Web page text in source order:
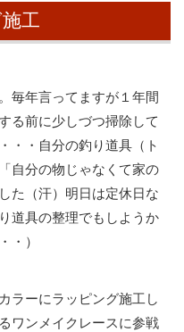
工
毎年言ってますが１年間
る前に少しづつ掃除して
・・自分の釣り道具（ト
自分の物じゃなくて家の
た（汗）明日は定休日な
道具の整理でもしようか
・）
ラーにラッピング施工し
ワンメイクレースに参戦